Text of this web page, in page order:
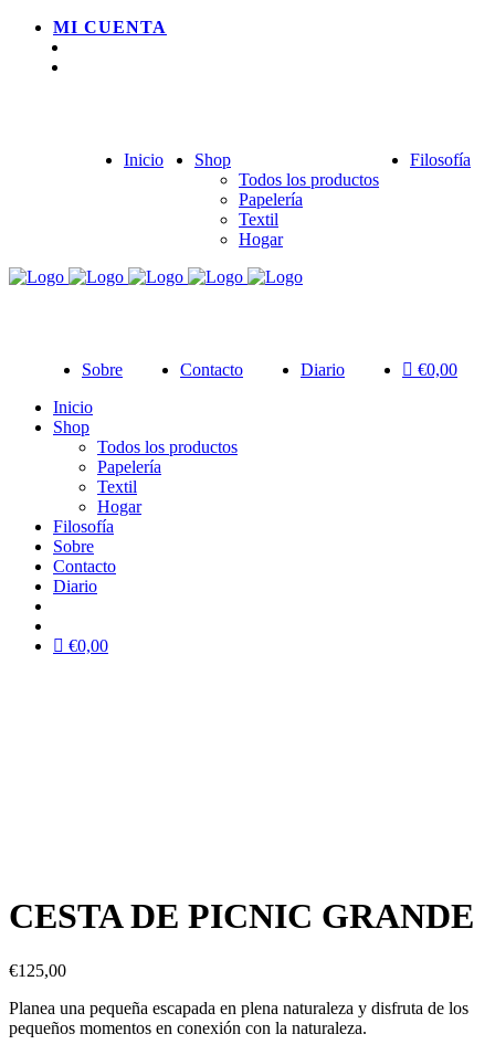
MI CUENTA
Inicio
Shop
Todos los productos
Papelería
Textil
Hogar
Filosofía
Sobre Contacto Diario €0,00
Inicio
Shop
Todos los productos
Papelería
Textil
Hogar
Filosofía
Sobre
Contacto
Diario
€0,00
CESTA DE PICNIC GRANDE
€125,00
Planea una pequeña escapada en plena naturaleza y disfruta de los
pequeños momentos en conexión con la naturaleza.